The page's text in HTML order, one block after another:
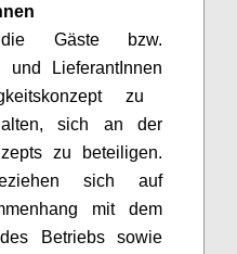
Gäste bzw.
und
LieferantInnen
zu
sich an der
zu beteiligen.
sich auf
mit dem
des Betriebs sowie